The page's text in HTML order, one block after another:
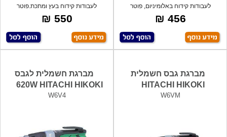
לעבודות קידוח באלומיניום, פוטר
אוטומטי,
456 ₪
לעבודות קידוח בעץ ומתכת.פוטר
אוטומטי,קומ
550 ₪
מברגת גבס חשמלית
HITACHI HIKOKI
W6VM
מברגת חשמלית לגבס
620W HITACHI HIKOKI
W6V4